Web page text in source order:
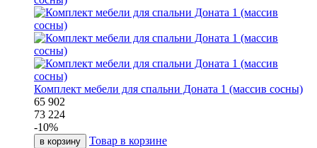
Комплект мебели для спальни Доната 1 (массив сосны)
65 902
73 224
-10%
в корзину Товар в корзине